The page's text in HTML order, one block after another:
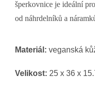
šperkovnice je ideální
od náhrdelníků a
Materiál: veganská
Velikost: 25 x 36 x